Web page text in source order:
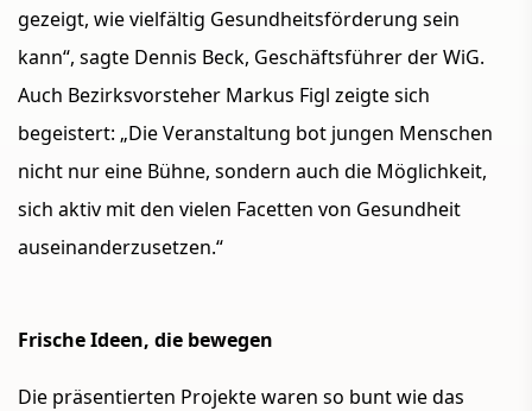
gezeigt, wie vielfältig Gesundheitsförderung sein
kann“, sagte Dennis Beck, Geschäftsführer der WiG.
Auch Bezirksvorsteher Markus Figl zeigte sich
begeistert: „Die Veranstaltung bot jungen Menschen
nicht nur eine Bühne, sondern auch die Möglichkeit,
sich aktiv mit den vielen Facetten von Gesundheit
auseinanderzusetzen.“
Frische Ideen, die bewegen
Die präsentierten Projekte waren so bunt wie das